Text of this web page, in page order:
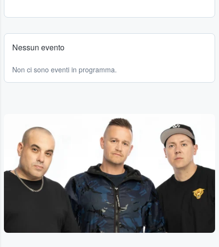
Nessun evento
Non ci sono eventi in programma.